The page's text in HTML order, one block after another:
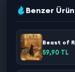
Benzer
Beast of
59,90 TL